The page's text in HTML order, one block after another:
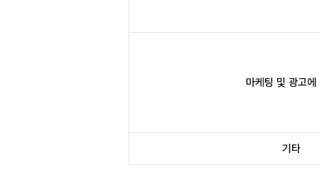
마케팅 및 광고에
기타